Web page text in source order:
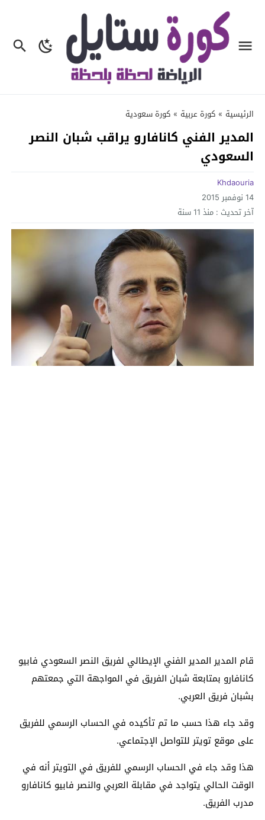
الرئيسية » كورة عربية » كورة سعودية
المدير الفني كانافارو يراقب شبان النصر
السعودي
Khdaouria
14 نوفمبر 2015
آخر تحديث : منذ 11 سنة
قام المدير المدير الفني الإيطالي لفريق النصر السعودي فابيو
كانافارو بمتابعة شبان الفريق في المواجهة التي جمعتهم
بشبان فريق العربي.
وقد جاء هذا حسب ما تم تأكيده في الحساب الرسمي للفريق
على موقع تويتر للتواصل الإجتماعي.
هذا وقد جاء في الحساب الرسمي للفريق في التويتر أنه في
الوقت الحالي يتواجد في مقابلة العربي والنصر فابيو كانافارو
مدرب الفريق.